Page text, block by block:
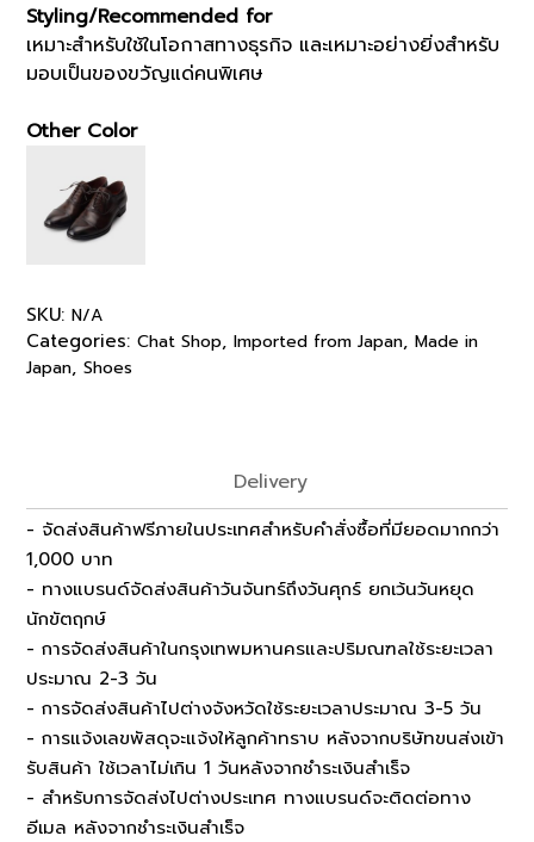
Styling/Recommended for
เหมาะสำหรับใช้ในโอกาสทางธุรกิจ และเหมาะอย่างยิ่งสำหรับ
มอบเป็นของขวัญแด่คนพิเศษ
Other Color
SKU: N/A
Categories: Chat Shop, Imported from Japan, Made in
Japan, Shoes
Delivery
- จัดส่งสินค้าฟรีภายในประเทศสำหรับคำสั่งซื้อที่มียอดมากกว่า
1,000 บาท
- ทางแบรนด์จัดส่งสินค้าวันจันทร์ถึงวันศุกร์ ยกเว้นวันหยุด
นักขัตฤกษ์
- การจัดส่งสินค้าในกรุงเทพมหานครและปริมณฑลใช้ระยะเวลา
ประมาณ 2-3 วัน
- การจัดส่งสินค้าไปต่างจังหวัดใช้ระยะเวลาประมาณ 3-5 วัน
- การแจ้งเลขพัสดุจะแจ้งให้ลูกค้าทราบ หลังจากบริษัทขนส่งเข้า
รับสินค้า ใช้เวลาไม่เกิน 1 วันหลังจากชำระเงินสำเร็จ
- สำหรับการจัดส่งไปต่างประเทศ ทางแบรนด์จะติดต่อทาง
อีเมล หลังจากชำระเงินสำเร็จ